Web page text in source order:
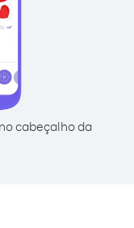
cabeçalho da